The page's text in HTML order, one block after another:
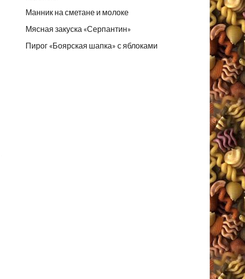
Манник на сметане и молоке
Мясная закуска «Серпантин»
Пирог «Боярская шапка» с яблоками